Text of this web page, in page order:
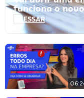
funciona o
ACESSAR